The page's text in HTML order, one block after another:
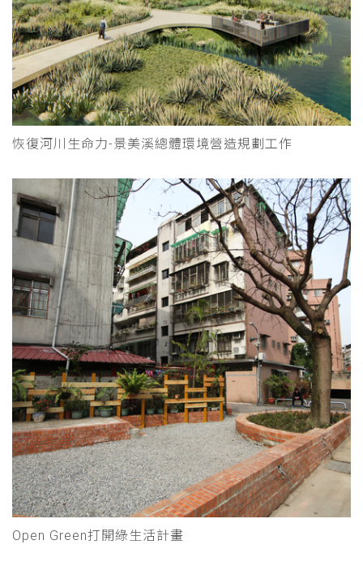
恢復河川生命力-景美溪總體環境營造規劃工作
Open Green打開綠生活計畫